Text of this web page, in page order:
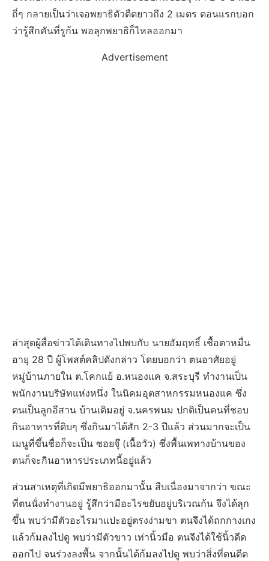
ถี่ๆ กลายเป็นว่าเจอพยาธิตัวตืดยาวถึง 2 เมตร ตอนแรกบอก
ว่ารู้สึกคันที่รูก้น พอลุกพยาธิก็ไหลออกมา
Advertisement
ล่าสุดผู้สื่อข่าวได้เดินทางไปพบกับ นายอัมฤทธิ์ เชื้อตาหมื่น
อายุ 28 ปี ผู้โพสต์คลิปดังกล่าว โดยบอกว่า ตนอาศัยอยู่
หมู่บ้านภายใน ต.โคกแย้ อ.หนองแค จ.สระบุรี ทำงานเป็น
พนักงานบริษัทแห่งหนึ่ง ในนิคมอุตสาหกรรมหนองแค ซึ่ง
ตนเป็นลูกอีสาน บ้านเดิมอยู่ จ.นครพนม ปกติเป็นคนที่ชอบ
กินอาหารที่ดิบๆ ซึ่งกินมาได้สัก 2-3 ปีแล้ว ส่วนมากจะเป็น
เมนูที่ขึ้นชื่อก็จะเป็น ซอยจุ๊ (เนื้อวัว) ซึ่งพื้นเพทางบ้านของ
ตนก็จะกินอาหารประเภทนี้อยู่แล้ว
ส่วนสาเหตุที่เกิดมีพยาธิออกมานั้น สืบเนื่องมาจากว่า ขณะ
ที่ตนนั่งทำงานอยู่ รู้สึกว่ามีอะไรขยับอยู่บริเวณก้น จึงได้ลุก
ขึ้น พบว่ามีตัวอะไรมาแปะอยู่ตรงง่ามขา ตนจึงได้ถกกางเกง
แล้วก้มลงไปดู พบว่ามีตัวขาว เท่านิ้วมือ ตนจึงได้ใช้นิ้วดีด
ออกไป จนร่วงลงพื้น จากนั้นได้ก้มลงไปดู พบว่าสิ่งที่ตนดีด